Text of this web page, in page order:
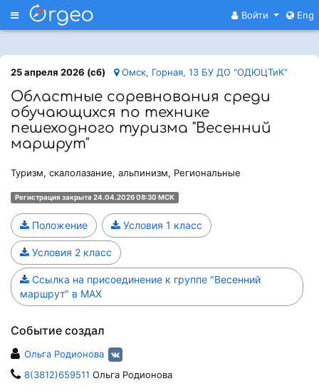
Меню Войти Eng
25 апреля 2026 (сб) Омск, Горная, 13 БУ ДО "ОДЮЦТиК"
Областные соревнования среди
обучающихся по технике
пешеходного туризма "Весенний
маршрут"
Туризм, скалолазание, альпинизм, Региональные
Регистрация закрыта 24.04.2026 08:30 МСК
Положение Условия 1 класс
Условия 2 класс
Ссылка на присоединение к группе "Весенний
маршрут" в МАХ
Событие создал
Ольга Родионова
8(3812)659511 Ольга Родионова